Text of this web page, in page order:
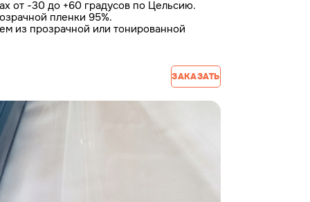
от -30 до +60 градусов по Цельсию.
пленки 95%.
из прозрачной или тонированной
ЗАКАЗАТЬ